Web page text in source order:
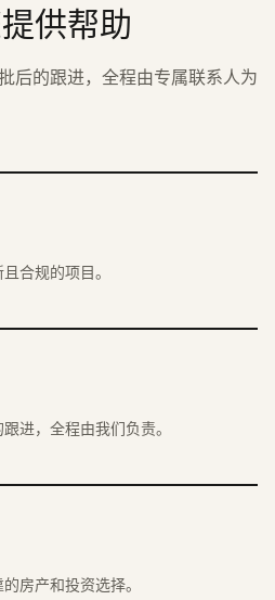
供帮助
后的跟进，全程由专属联系人为
合规的项目。
进，全程由我们负责。
房产和投资选择。